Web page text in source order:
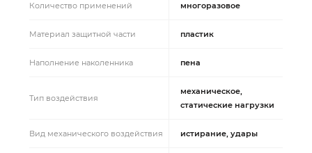
Количество применений многоразовое
Материал защитной части пластик
Наполнение наколенника пена
Тип воздействия
механическое,
статические нагрузки
Вид механического воздействия истирание, удары